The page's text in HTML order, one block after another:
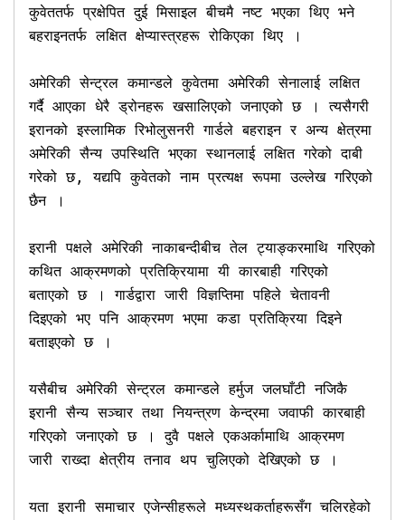
कुवेततर्फ प्रक्षेपित दुई मिसाइल बीचमै नष्ट भएका थिए भने
बहराइनतर्फ लक्षित क्षेप्यास्त्रहरू रोकिएका थिए ।
अमेरिकी सेन्ट्रल कमान्डले कुवेतमा अमेरिकी सेनालाई लक्षित
गर्दै आएका धेरै ड्रोनहरू खसालिएको जनाएको छ । त्यसैगरी
इरानको इस्लामिक रिभोलुसनरी गार्डले बहराइन र अन्य क्षेत्रमा
अमेरिकी सैन्य उपस्थिति भएका स्थानलाई लक्षित गरेको दाबी
गरेको छ, यद्यपि कुवेतको नाम प्रत्यक्ष रूपमा उल्लेख गरिएको
छैन ।
इरानी पक्षले अमेरिकी नाकाबन्दीबीच तेल ट्याङ्करमाथि गरिएको
कथित आक्रमणको प्रतिक्रियामा यी कारबाही गरिएको
बताएको छ । गार्डद्वारा जारी विज्ञप्तिमा पहिले चेतावनी
दिइएको भए पनि आक्रमण भएमा कडा प्रतिक्रिया दिइने
बताइएको छ ।
यसैबीच अमेरिकी सेन्ट्रल कमान्डले हर्मुज जलघाँटी नजिकै
इरानी सैन्य सञ्चार तथा नियन्त्रण केन्द्रमा जवाफी कारबाही
गरिएको जनाएको छ । दुवै पक्षले एकअर्कामाथि आक्रमण
जारी राख्दा क्षेत्रीय तनाव थप चुलिएको देखिएको छ ।
यता इरानी समाचार एजेन्सीहरूले मध्यस्थकर्ताहरूसँग चलिरहेको